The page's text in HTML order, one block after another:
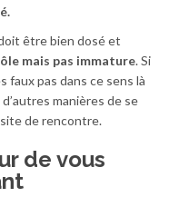
être bien dosé et
mais pas immature. Si
faux pas dans ce sens là
manières de se
de rencontre.
de vous